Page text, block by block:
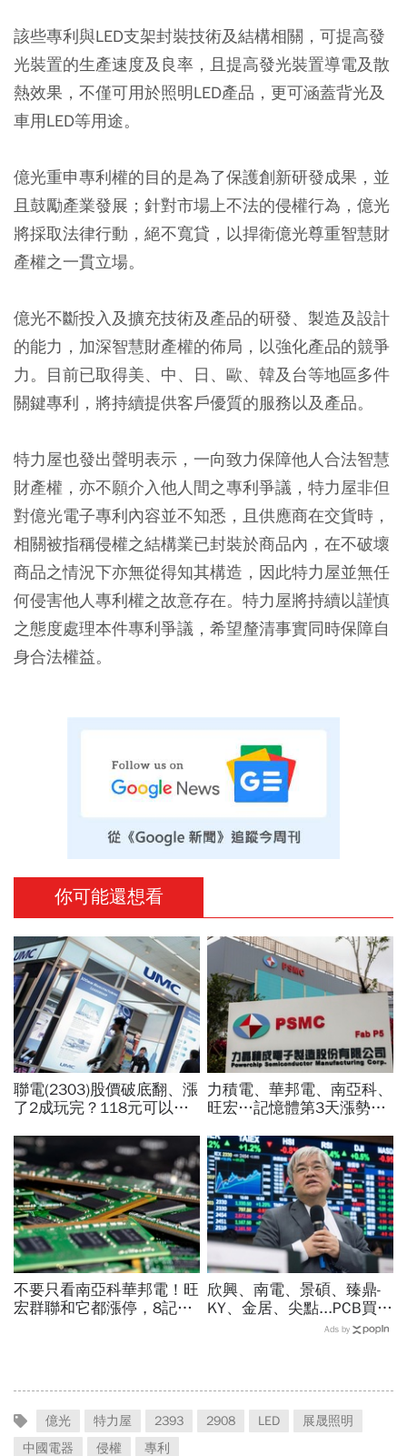
該些專利與LED支架封裝技術及結構相關，可提高發
光裝置的生產速度及良率，且提高發光裝置導電及散
熱效果，不僅可用於照明LED產品，更可涵蓋背光及
車用LED等用途。
億光重申專利權的目的是為了保護創新研發成果，並
且鼓勵產業發展；針對市場上不法的侵權行為，億光
將採取法律行動，絕不寬貸，以捍衛億光尊重智慧財
產權之一貫立場。
億光不斷投入及擴充技術及產品的研發、製造及設計
的能力，加深智慧財產權的佈局，以強化產品的競爭
力。目前已取得美、中、日、歐、韓及台等地區多件
關鍵專利，將持續提供客戶優質的服務以及產品。
特力屋也發出聲明表示，一向致力保障他人合法智慧
財產權，亦不願介入他人間之專利爭議，特力屋非但
對億光電子專利內容並不知悉，且供應商在交貨時，
相關被指稱侵權之結構業已封裝於商品內，在不破壞
商品之情況下亦無從得知其構造，因此特力屋並無任
何侵害他人專利權之故意存在。特力屋將持續以謹慎
之態度處理本件專利爭議，希望釐清事實同時保障自
身合法權益。
你可能還想看
聯電(2303)股價破底翻、漲
了2成玩完？118元可以
賣超5.7萬張，可能原因曝
光
力積電、華邦電、南亞科、
旺宏…記憶體第3天漲勢繼
賣！力積電漲停原因曝光
不要只看南亞科華邦電！旺
宏群聯和它都漲停，8記憶
欣興、南電、景碩、臻鼎-
KY、金居、尖點...PCB買誰
最賺？杜金龍點名「這檔」
Ads by
億光 特力屋 2393 2908 LED
展晟照明
中國電器
侵權 專利